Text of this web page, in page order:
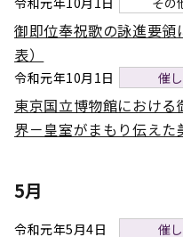
御即位奉祝歌の詠進要
表）
令和元年10月1日 催し
東京国立博物館におけ
界－皇室がまもり伝え
5月
令和元年5月4日 催し